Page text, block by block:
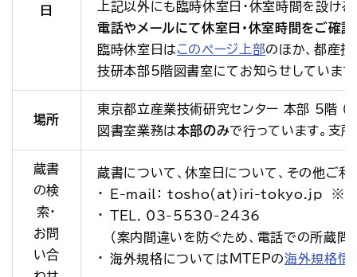
日
上記以外にも臨時休室日・休室時間を設ける
電話やメールにて休室日・休室時間をご確
臨時休室日はこのページ上部のほか、都産技
技研本部5階図書室にてお知らせしています
場所
東京都立産業技術研究センター 本部 5階
図書室業務は本部のみで行っています。支
蔵書
の検
索・
お問
い合
蔵書について、休室日について、その他ご
E-mail： tosho(at)iri-tokyo.jp ※(at)
TEL. 03-5530-2436
（案内間違いを防ぐため、電話での所蔵問
海外規格についてはMTEPの海外規格情